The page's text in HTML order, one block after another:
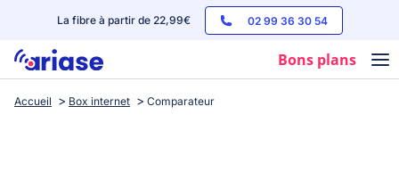
La fibre à partir de 22,99€ 02 99 36 30 54
Bons plans
Box internet
Accueil Box internet Comparateur